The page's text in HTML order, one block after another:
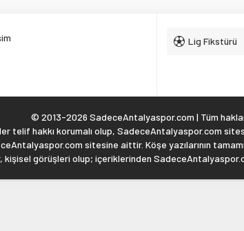
Lig Fikstürü
© 2013-2026 SadeceAntalyaspor.com | Tüm
telif hakkı korumalı olup, SadeceAntalyaspor.com
sitesine aittir. Köşe yazılarının
kişisel görüşleri olup; içeriklerinden